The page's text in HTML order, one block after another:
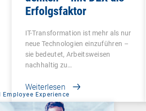
Erfolgsfaktor
IT-Transformation ist mehr als nur
neue Technologien einzuführen –
sie bedeutet, Arbeitsweisen
nachhaltig zu…
Weiterlesen
Employee Experience